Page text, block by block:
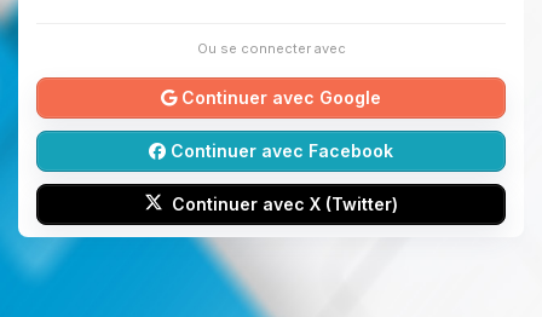
Ou se connecter avec
Continuer avec Google
Continuer avec Facebook
Continuer avec X (Twitter)